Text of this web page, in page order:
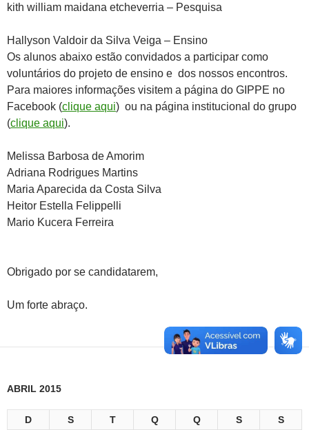
kith william maidana etcheverria – Pesquisa
Hallyson Valdoir da Silva Veiga – Ensino
Os alunos abaixo estão convidados a participar como
voluntários do projeto de ensino e dos nossos encontros.
Para maiores informações visitem a página do GIPPE no
Facebook (clique aqui) ou na página institucional do grupo
(clique aqui).
Melissa Barbosa de Amorim
Adriana Rodrigues Martins
Maria Aparecida da Costa Silva
Heitor Estella Felippelli
Mario Kucera Ferreira
Obrigado por se candidatarem,
Um forte abraço.
ABRIL 2015
D S T Q Q S
S